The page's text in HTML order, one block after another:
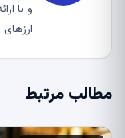
و با
مطالب مرتبط